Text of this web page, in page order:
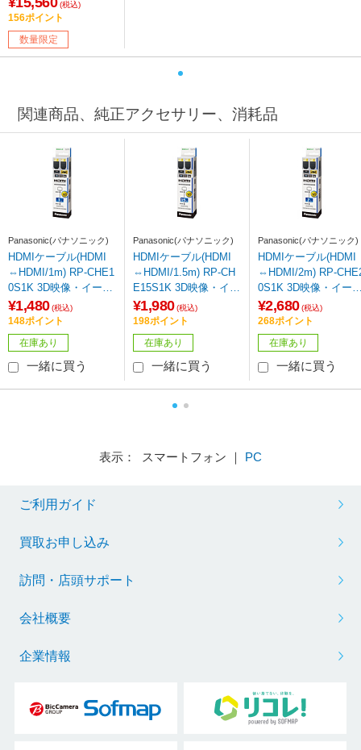
ヤレス) /5ボタン /US
B］ 【sof001】
(税込)
156ポイント
数量限定
関連商品、純正アクセサリー、消耗品
Panasonic(パナソニック)
HDMIケーブル(HDMI
⇔HDMI/1m) RP-CHE1
0S1K 3D映像・イーサ
ネット対応 Ver1.4
【ビックカメラグルー
プオリジナル】
¥1,480 (税込)
148ポイント
在庫あり
一緒に買う
Panasonic(パナソニック)
HDMIケーブル(HDMI
⇔HDMI/1.5m) RP-CH
E15S1K 3D映像・イー
サネット対応 Ver1.4
【ビックカメラグルー
プオリジナル】【86
4】
¥1,980 (税込)
198ポイント
在庫あり
一緒に買う
Panasonic(パナソニック)
HDMIケーブル(HDMI
⇔HDMI/2m) RP-
0S1K 3D映像・イー
ネット対応 Ver1.4
【ビックカメラグル
プオリジナル】
¥2,680 (税込)
268ポイント
在庫あり
一緒に買う
表示： スマートフォン ｜ PC
ご利用ガイド
買取お申し込み
訪問・店頭サポート
会社概要
企業情報